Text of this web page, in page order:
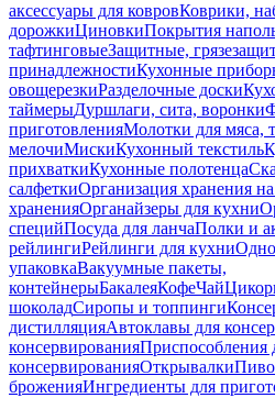
аксессуары для ковровКоврики,
дорожкиЦиновкиПокрытия
тафтинговыеЗащитные,
принадлежностиКухонные
овощерезкиРазделочные доски
таймерыДуршлаги, сита, воронки
приготовленияМолотки для мяса,
мелочиМискиКухонный текстиль
прихваткиКухонные полотенца
салфеткиОрганизация хранения
храненияОрганайзеры для кухни
специйПосуда для ланчаПолки и
рейлингиРейлинги для кухни
упаковкаВакуумные пакеты,
контейнерыБакалеяКофеЧай
шоколадСиропы и топпинги
дистилляцияАвтоклавы для
консервированияПриспособления
консервированияОткрывалки
броженияИнгредиенты для